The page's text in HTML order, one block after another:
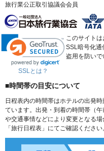
旅行業公正取引協議会会員
SSLとは？
このサイト
SSL暗号化通
盗用を防いで
■時間帯の目安について
日程表内の時間帯はホテルの出発
ています。出発・到着の時間帯（
や交通事情などにより変更となる
「旅行日程表」にてご確認ください